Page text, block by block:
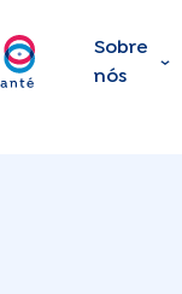
Sobre
nós